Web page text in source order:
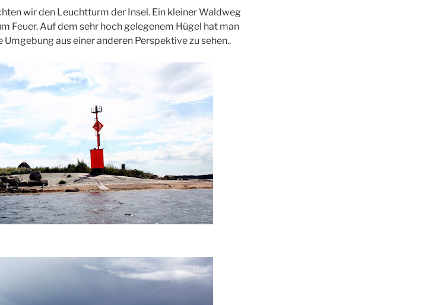
wir den Leuchtturm der Insel. Ein kleiner Waldweg
Feuer. Auf dem sehr hoch gelegenem Hügel hat man
aus einer anderen Perspektive zu sehen..